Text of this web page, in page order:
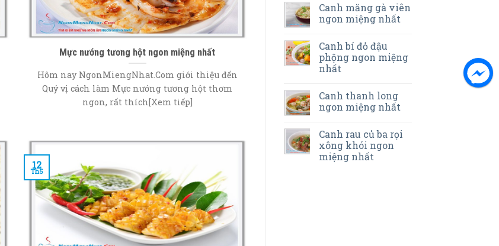
Mực nướng tương hột ngon miệng nhất
Hôm nay NgonMiengNhat.Com giới thiệu đến
Quý vị cách làm Mực nướng tương hột thơm
ngon, rất thích[Xem tiếp]
12
Th5
Canh măng gà viên
ngon miệng nhất
Canh bí đỏ đậu
phộng ngon miệng
nhất
Canh thanh long
ngon miệng nhất
Canh rau củ ba rọi
xông khói ngon
miệng nhất